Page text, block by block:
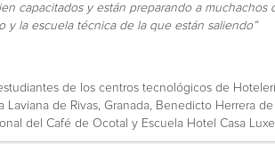
capacitados y están preparando a muchachos
y la escuela técnica de la que están saliendo”
de los centros tecnológicos de
Laviana de Rivas, Granada, Benedicto Herrera
del Café de Ocotal y Escuela Hotel Casa